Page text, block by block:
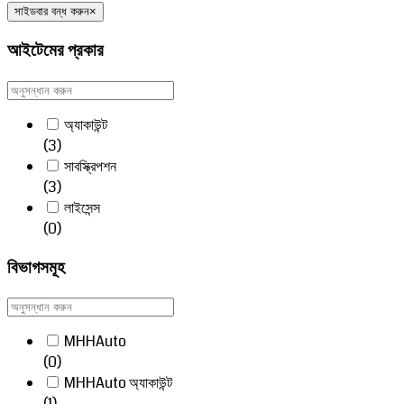
সাইডবার বন্ধ করুন×
আইটেমের প্রকার
অ্যাকাউন্ট
(3)
সাবস্ক্রিপশন
(3)
লাইসেন্স
(0)
বিভাগসমূহ
MHHAuto
(0)
MHHAuto অ্যাকাউন্ট